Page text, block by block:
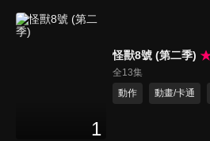
1
怪獸8號 (第二季)
全13集
動作
動畫/卡通